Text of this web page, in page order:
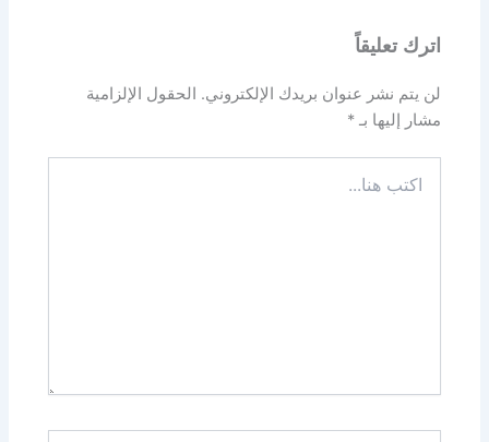
اترك تعليقاً
لن يتم نشر عنوان بريدك الإلكتروني.
الحقول الإلزامية
مشار إليها بـ*
هنا...